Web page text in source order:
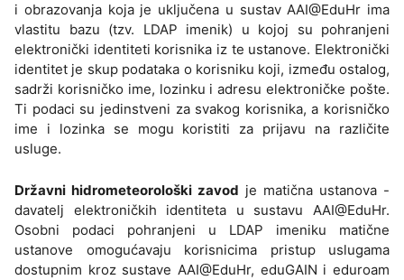
i obrazovanja koja je uključena u sustav AAI@EduHr ima
vlastitu bazu (tzv. LDAP imenik) u kojoj su pohranjeni
elektronički identiteti korisnika iz te ustanove. Elektronički
identitet je skup podataka o korisniku koji, između ostalog,
sadrži korisničko ime, lozinku i adresu elektroničke pošte.
Ti podaci su jedinstveni za svakog korisnika, a korisničko
ime i lozinka se mogu koristiti za prijavu na različite
usluge.
Državni hidrometeorološki zavod je matična ustanova -
davatelj elektroničkih identiteta u sustavu AAI@EduHr.
Osobni podaci pohranjeni u LDAP imeniku matične
ustanove omogućavaju korisnicima pristup uslugama
dostupnim kroz sustave AAI@EduHr, eduGAIN i eduroam